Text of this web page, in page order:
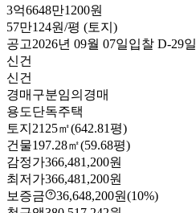
3억6648만1200원
57만124원/평 (토지)
공고2026년 09월 07일입찰 D-29일
신건
신건
경매구분임의경매
용도단독주택
토지 2125㎡(642.81평)
건물197.28㎡(59.68평)
감정가366,481,200원
최저가366,481,200원
보증금
36,648,200원(10%)